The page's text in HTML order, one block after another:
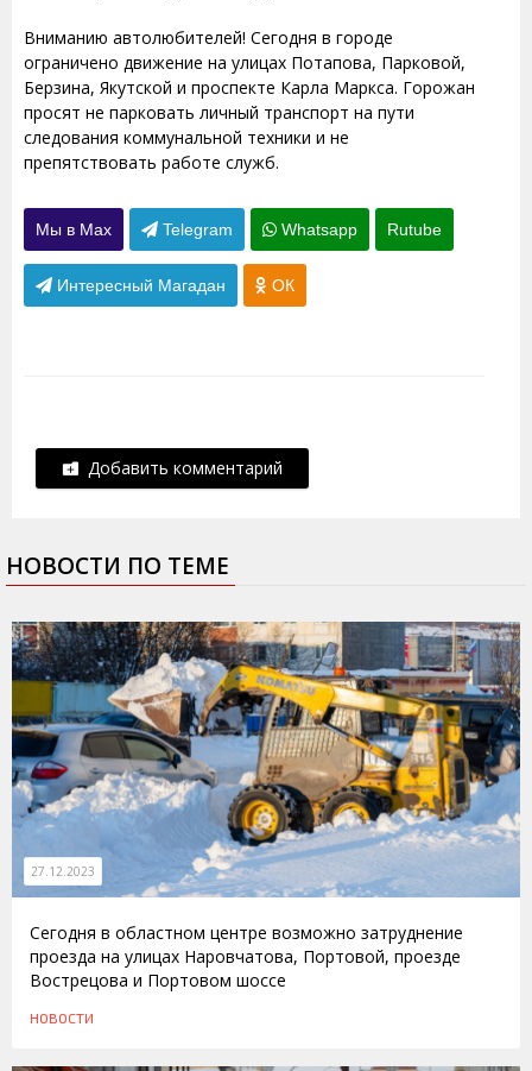
Вниманию автолюбителей! Сегодня в городе
ограничено движение на улицах Потапова, Парковой,
Берзина, Якутской и проспекте Карла Маркса. Горожан
просят не парковать личный транспорт на пути
следования коммунальной техники и не
препятствовать работе служб.
Мы в Max Telegram Whatsapp Rutube
Интересный Магадан ОК
Добавить комментарий
НОВОСТИ ПО ТЕМЕ
27.12.2023
Сегодня в областном центре возможно затруднение
проезда на улицах Наровчатова, Портовой, проезде
Вострецова и Портовом шоссе
НОВОСТИ